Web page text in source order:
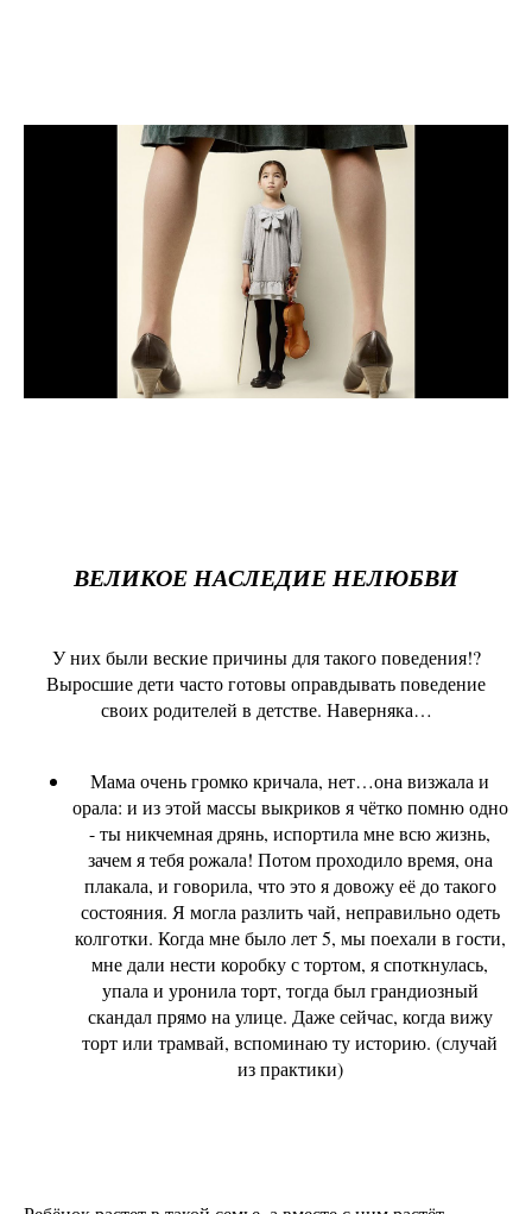
ВЕЛИКОЕ НАСЛЕДИЕ НЕЛЮБВИ
У них были веские причины для такого поведения!?
Выросшие дети часто готовы оправдывать поведение
своих родителей в детстве. Наверняка…
Мама очень громко кричала, нет…она визжала и
орала: и из этой массы выкриков я чётко помню одно
- ты никчемная дрянь, испортила мне всю жизнь,
зачем я тебя рожала! Потом проходило время, она
плакала, и говорила, что это я довожу её до такого
состояния. Я могла разлить чай, неправильно одеть
колготки. Когда мне было лет 5, мы поехали в гости,
мне дали нести коробку с тортом, я споткнулась,
упала и уронила торт, тогда был грандиозный
скандал прямо на улице. Даже сейчас, когда вижу
торт или трамвай, вспоминаю ту историю. (случай
из практики)